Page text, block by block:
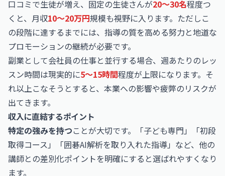
口コミで生徒が増え、固定の生徒さんが20〜30名程度つ
くと、月収10〜20万円規模も視野に入ります。ただしこ
の段階に達するまでには、指導の質を高める努力と地道な
プロモーションの継続が必要です。
副業として会社員の仕事と並行する場合、週あたりのレッ
スン時間は現実的に5〜15時間程度が上限になります。そ
れ以上こなそうとすると、本業への影響や疲弊のリスクが
出てきます。
収入に直結するポイント
特定の強みを持つことが大切です。「子ども専門」「初段
取得コース」「囲碁AI解析を取り入れた指導」など、他の
講師との差別化ポイントを明確にすると選ばれやすくなり
ます。